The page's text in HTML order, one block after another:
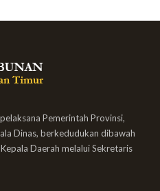
Pemerintah Provinsi,
Dinas, berkedudukan dibawah
Daerah melalui Sekretaris